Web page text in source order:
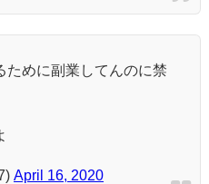
ために副業してんのに禁
April 16, 2020